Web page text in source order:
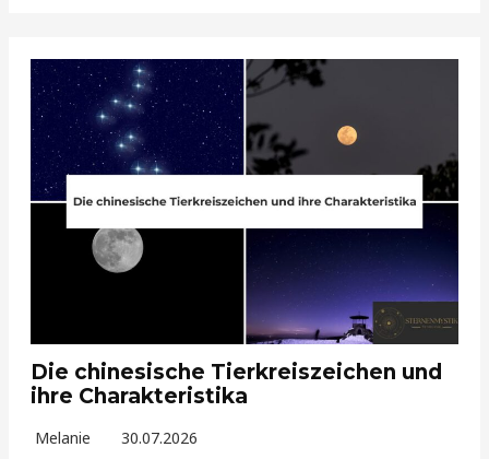
Die chinesische Tierkreiszeichen und
ihre Charakteristika
Melanie 30.07.2026